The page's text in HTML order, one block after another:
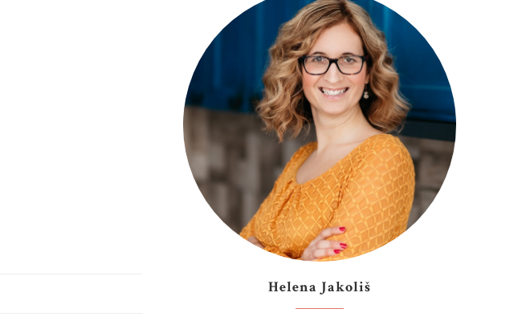
Helena Jakoliš